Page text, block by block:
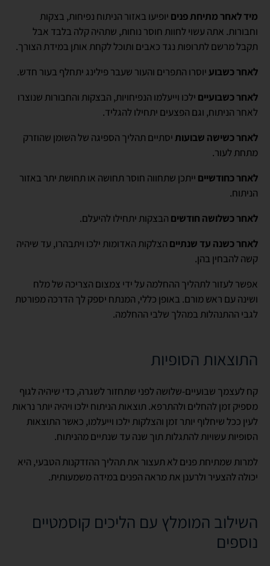
מיד לאחר מתיחת פנים יופיעו באזור הניתוח נפיחות, בצקות
וחבורות. אתה עשוי לחוות חוסר נוחות, שתהיה קלה בלבד אבל
תקבל מרשם לתרופות נגד כאבים ותוכל לקחת אותן במידת הצורך.
לאחר כשבועיוסרו התפרים והעור שעבר פילינג יתחלף בעור חדש.
לאחר כשבועיים ילכו וייעלמו הנפיחויות, הבצקות והחבורות שנוצרו
לאחר הניתוח, וגם הפצעים יתחילו להגליד.
לאחר כשישה שבועותיסתיים תהליך הספיגה של השומן שהוזרק
מתחת לעור.
לאחר כחודשיים ייתכן שתחווה חוסר תחושה או תחושת יתר באזור
הניתוח.
לאחר כשלושה חודשים הבצקות יתחילו להיעלם.
לאחר כשנה עד שנתיים הצלקות האדומות ילכו ויתבהרו, עד שיהיה
קשה להבחין בהן.
אפשר לעזור לתהליך ההחלמה על ידי צמצום הצריכה של מלח
ושינה עם ראש מורם. באופן כללי, המנתח יספק לך הדרכה מפורטת
לגבי ההתנהלות במהלך שלבי ההחלמה.
התוצאות הסופיות
קח לעצמך שבועיים-שלושה לפני שתחזור לשגרה, כדי שיהיה לגוף
מספיק זמן להחלים ולהתרפא. תוצאות הניתוח ילכו ויהיה יותר נראות
לעין ככל שיחלוף יותר זמן והצלקות ילכו וייעלמו, כאשר התוצאות
הסופיות עשויות להתגלות תוך שנה עד שנתיים מהניתוח.
למרות שמתיחת פנים לא תעצור את תהליך ההזדקנות הטבעי, היא
יכולה להצעיר ולרענן את מראה הפנים במידה משמעותית.
השילוב המומלץ עם הליכים קוסמטיים
נוספים